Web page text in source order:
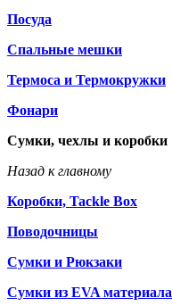
Посуда
Спальные мешки
Термоса и Термокружки
Фонари
Сумки, чехлы и коробки
Назад к главному
Коробки, Tackle Box
Поводочницы
Сумки и Рюкзаки
Сумки из EVA материала